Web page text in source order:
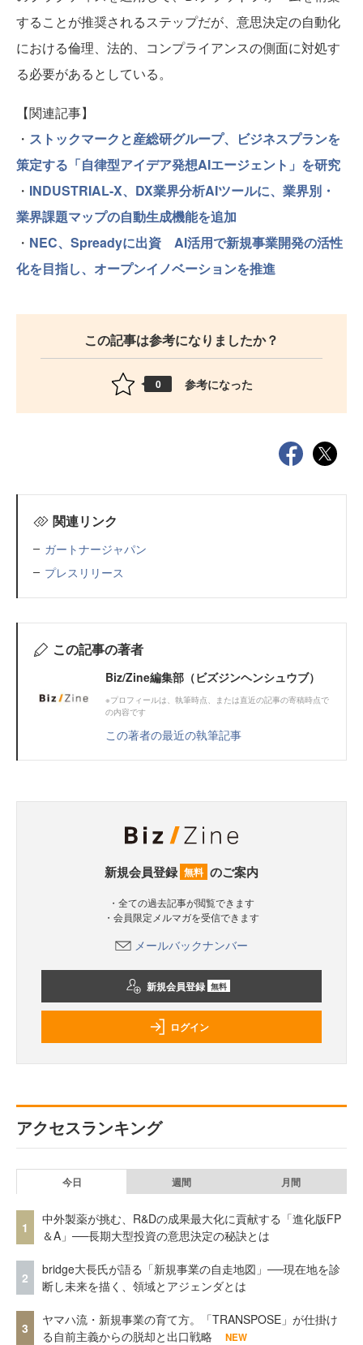
することが推奨されるステップだが、意思決定の自動化
における倫理、法的、コンプライアンスの側面に対処す
る必要があるとしている。
【関連記事】
・ ストックマークと産総研グループ、ビジネスプランを
策定する「自律型アイデア発想AIエージェント」を研究
・ INDUSTRIAL-X、DX業界分析AIツールに、業界別・
業界課題マップの自動生成機能を追加
・ NEC、Spreadyに出資 AI活用で新規事業開発の活性
化を目指し、オープンイノベーションを推進
この記事は参考になりましたか？
0 参考になった
関連リンク
ガートナージャパン
プレスリリース
この記事の著者
Biz/Zine編集部（ビズジンヘンシュウブ）
※プロフィールは、執筆時点、または直近の記事の寄稿時点で
の内容です
この著者の最近の執筆記事
新規会員登録 無料 のご案内
・全ての過去記事が閲覧できます
・会員限定メルマガを受信できます
メールバックナンバー
新規会員登録 無料
ログイン
アクセスランキング
今日 週間 月間
1
中外製薬が挑む、R&Dの成果最大化に貢献する「進化版FP
＆A」──長期大型投資の意思決定の秘訣とは
2
bridge大長氏が語る「新規事業の自走地図」──現在地を診
断し未来を描く、領域とアジェンダとは
3
ヤマハ流・新規事業の育て方。「TRANSPOSE」が仕掛け
る自前主義からの脱却と出口戦略
NEW